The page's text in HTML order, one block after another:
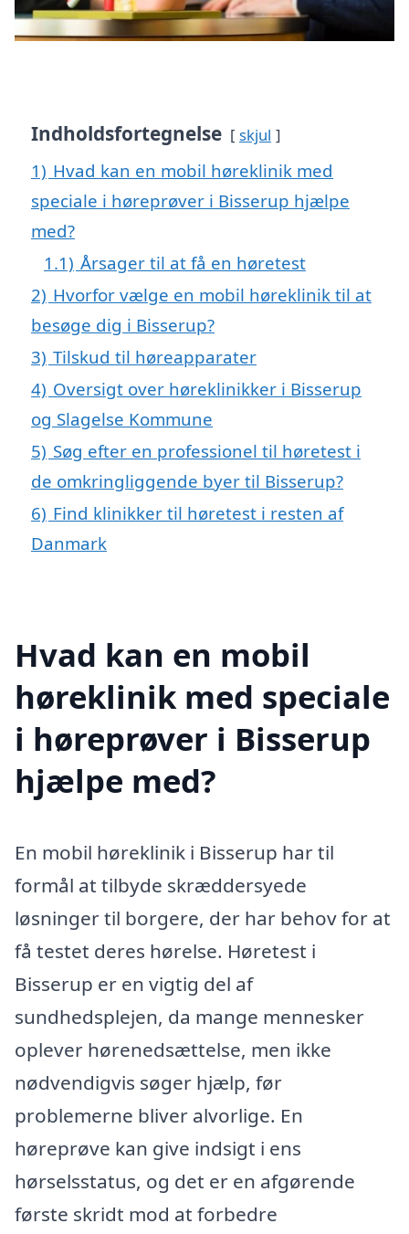
Indholdsfortegnelse skjul
1) Hvad kan en mobil høreklinik med
speciale i høreprøver i Bisserup hjælpe
med?
1.1) Årsager til at få en høretest
2) Hvorfor vælge en mobil høreklinik til at
besøge dig i Bisserup?
3) Tilskud til høreapparater
4) Oversigt over høreklinikker i Bisserup
og Slagelse Kommune
5) Søg efter en professionel til høretest i
de omkringliggende byer til Bisserup?
6) Find klinikker til høretest i resten af
Danmark
Hvad kan en mobil
høreklinik med speciale
i høreprøver i Bisserup
hjælpe med?
En mobil høreklinik i Bisserup har til
formål at tilbyde skræddersyede
løsninger til borgere, der har behov for at
få testet deres hørelse. Høretest i
Bisserup er en vigtig del af
sundhedsplejen, da mange mennesker
oplever hørenedsættelse, men ikke
nødvendigvis søger hjælp, før
problemerne bliver alvorlige. En
høreprøve kan give indsigt i ens
hørselsstatus, og det er en afgørende
første skridt mod at forbedre